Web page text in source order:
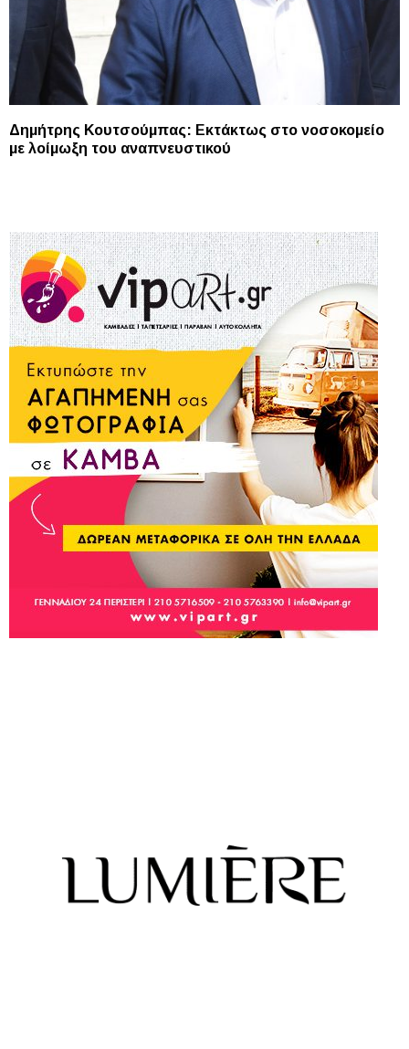
Δημήτρης Κουτσούμπας: Εκτάκτως στο νοσοκομείο
με λοίμωξη του αναπνευστικού